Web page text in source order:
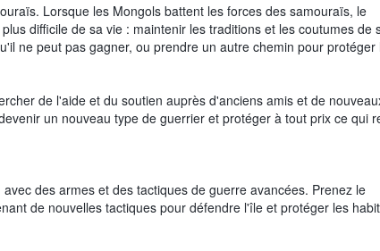
Lorsque les Mongols battent les forces des samouraïs, le
difficile de sa vie : maintenir les traditions et les coutumes de
ne peut pas gagner, ou prendre un autre chemin pour protéger
de l'aide et du soutien auprès d'anciens amis et de
un nouveau type de guerrier et protéger à tout prix ce qui
des armes et des tactiques de guerre avancées. Prenez le
de nouvelles tactiques pour défendre l'île et protéger les